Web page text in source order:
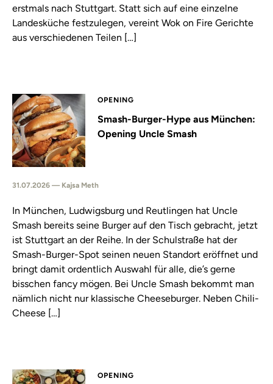
erstmals nach Stuttgart. Statt sich auf eine einzelne
Landesküche festzulegen, vereint Wok on Fire Gerichte
aus verschiedenen Teilen […]
OPENING
Smash-Burger-Hype aus München:
Opening Uncle Smash
31.07.2026 — Kajsa Meth
In München, Ludwigsburg und Reutlingen hat Uncle
Smash bereits seine Burger auf den Tisch gebracht, jetzt
ist Stuttgart an der Reihe. In der Schulstraße hat der
Smash-Burger-Spot seinen neuen Standort eröffnet und
bringt damit ordentlich Auswahl für alle, die’s gerne
bisschen fancy mögen. Bei Uncle Smash bekommt man
nämlich nicht nur klassische Cheeseburger. Neben Chili-
Cheese […]
OPENING